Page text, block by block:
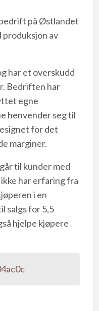
på Østlandet
produksjon av
har et overskudd
Bedriften har
egne
henvender seg til
for det
marginer.
til kunder med
har erfaring fra
i en
salgs for 5,5
hjelpe kjøpere